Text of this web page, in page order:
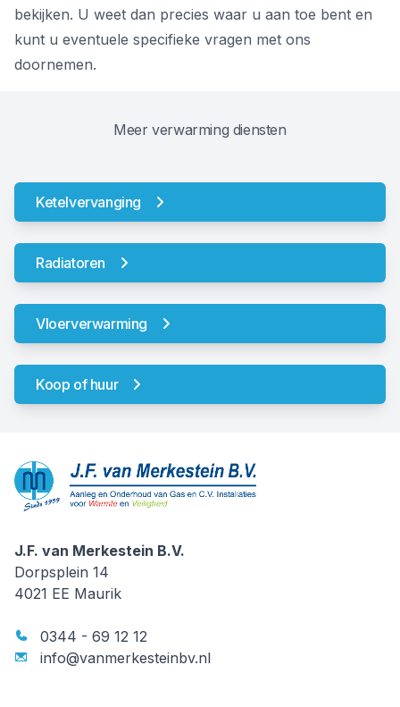
bekijken. U weet dan precies waar u aan toe bent en
kunt u eventuele specifieke vragen met ons
doornemen.
Meer verwarming diensten
Ketelvervanging
Radiatoren
Vloerverwarming
Koop of huur
J.F. van Merkestein B.V.
J.F. van Merkestein B.V.
Dorpsplein 14
4021 EE Maurik
0344 - 69 12 12
info@vanmerkesteinbv.nl